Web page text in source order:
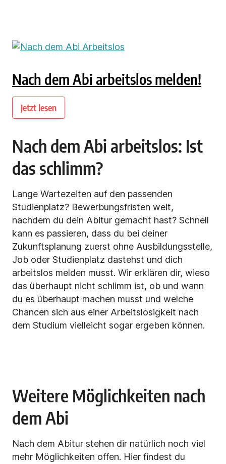
Nach dem Abi arbeitslos melden!
Jetzt lesen
Nach dem Abi arbeitslos: Ist
das schlimm?
Lange Wartezeiten auf den passenden
Studienplatz? Bewerbungsfristen weit,
nachdem du dein Abitur gemacht hast? Schnell
kann es passieren, dass du bei deiner
Zukunftsplanung zuerst ohne Ausbildungsstelle,
Job oder Studienplatz dastehst und dich
arbeitslos melden musst. Wir erklären dir, wieso
das überhaupt nicht schlimm ist, ob und wann
du es überhaupt machen musst und welche
Chancen sich aus einer Arbeitslosigkeit nach
dem Studium vielleicht sogar ergeben können.
Weitere Möglichkeiten nach
dem Abi
Nach dem Abitur stehen dir natürlich noch viel
mehr Möglichkeiten offen. Hier findest du